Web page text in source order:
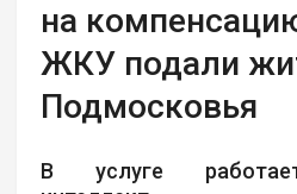
на
ЖКУ подали
Подмосковья
В услуге